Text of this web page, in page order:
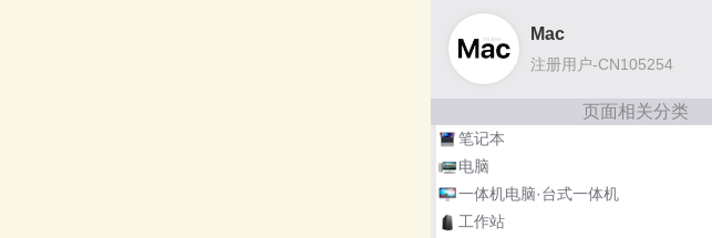
Mac
注册用户-CN105254
页面相关分类
笔记本
电脑
一体机电脑·台式一体机
工作站